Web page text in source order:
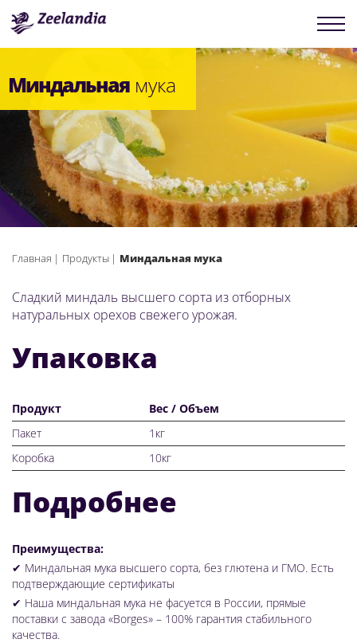
Миндальнаямука
Главная Продукты Миндальная мука
Сладкий миндаль высшего сорта из отборных
натуральных орехов свежего урожая.
Упаковка
Продукт
Вес / Объем
Пакет
1кг
Коробка
10кг
Подробнее
Преимущества:
✔ Миндальная мука высшего сорта, без глютена и ГМО. Есть
подтверждающие сертификаты
✔ Наша миндальная мука не фасуется в России, прямые
поставки с завода «Borges» – 100% гарантия стабильного
качества.